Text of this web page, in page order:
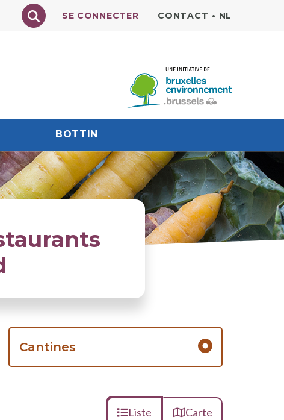
Texte à rechercher
SE CONNECTER CONTACT • NL
BOTTIN
Cantines
Liste Carte